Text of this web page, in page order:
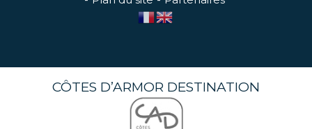
CÔTES D’ARMOR DESTINATION